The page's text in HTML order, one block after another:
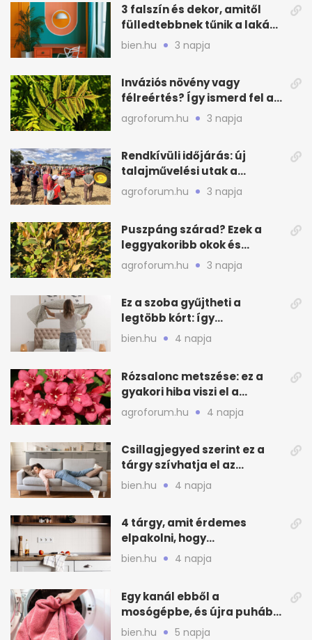
3 falszín és dekor, amitől
fülledtebbnek tűnik a lakás
nyáron
bien.hu 3 napja
Inváziós növény vagy
félreértés? Így ismerd fel a
valódi kockázatot
agroforum.hu 3 napja
Rendkívüli időjárás: új
talajművelési utak a
gazdáknak
agroforum.hu 3 napja
Puszpáng szárad? Ezek a
leggyakoribb okok és
teendők
agroforum.hu 3 napja
Ez a szoba gyűjtheti a
legtöbb kórt: így
mélytisztítsd otthon
bien.hu 4 napja
Rózsalonc metszése: ez a
gyakori hiba viszi el a
virágzást
agroforum.hu 4 napja
Csillagjegyed szerint ez a
tárgy szívhatja el az
otthonod energiáját
bien.hu 4 napja
4 tárgy, amit érdemes
elpakolni, hogy
hűvösebbnek tűnjön a lakás
bien.hu 4 napja
Egy kanál ebből a
mosógépbe, és újra puhább
lesz a törölköző
bien.hu 5 napja